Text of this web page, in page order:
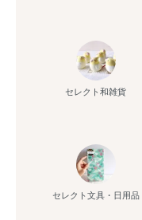
セレクト和雑貨
セレクト文具・日用品